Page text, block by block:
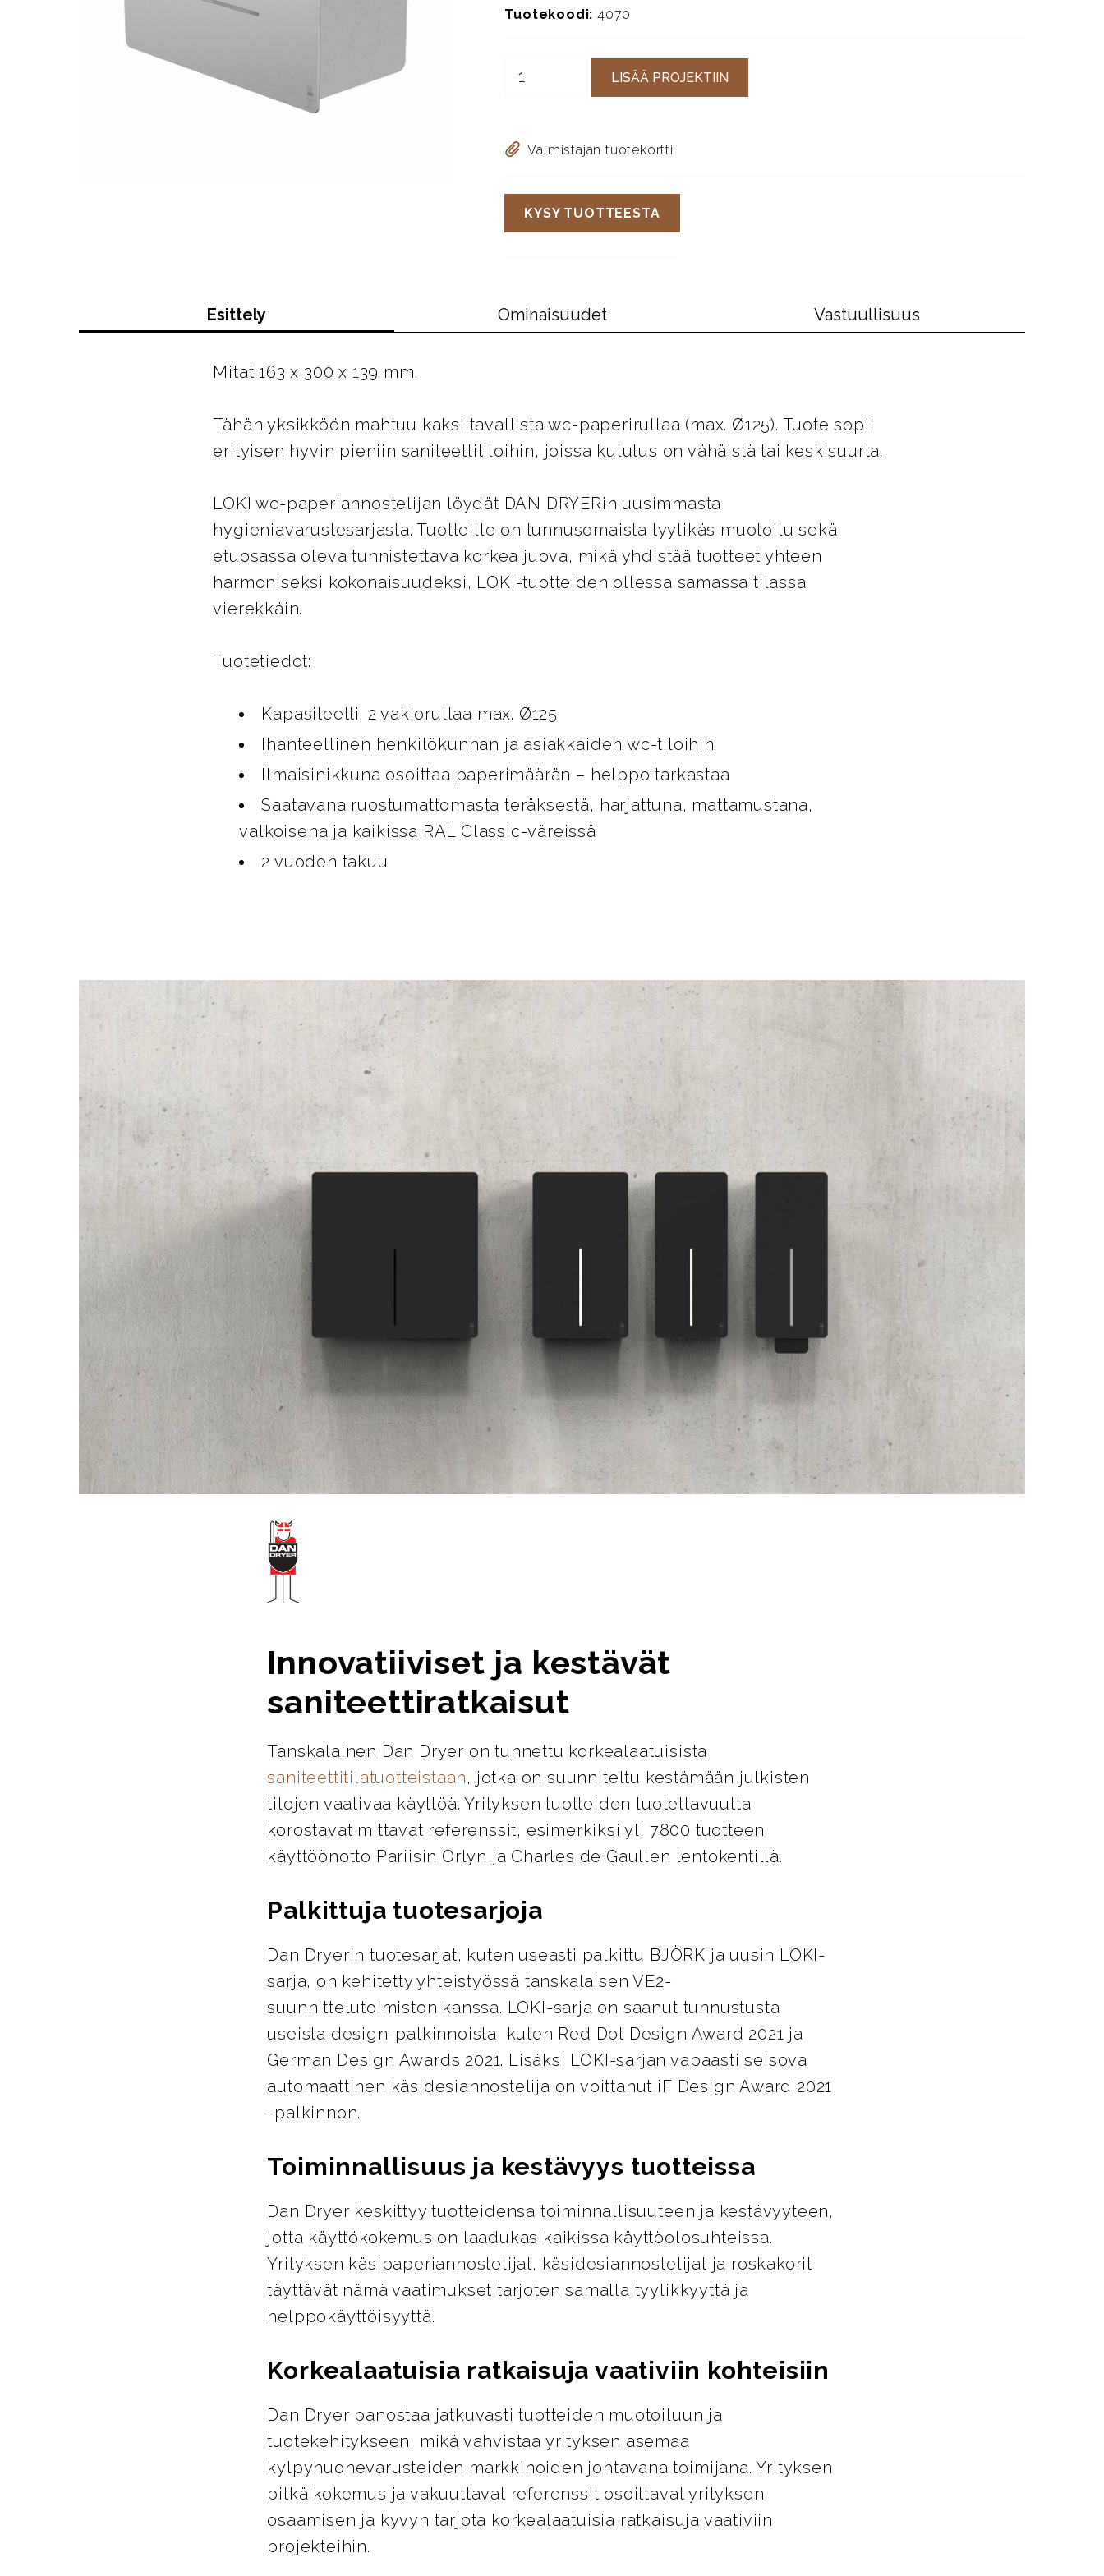
Tuotekoodi: 4070
LISÄÄ PROJEKTIIN
Valmistajan tuotekortti
KYSY TUOTTEESTA
Esittely Ominaisuudet Vastuullisuus
Mitat 163 x 300 x 139 mm.
Tähän yksikköön mahtuu kaksi tavallista wc-paperirullaa (max. Ø125). Tuote sopii
erityisen hyvin pieniin saniteettitiloihin, joissa kulutus on vähäistä tai keskisuurta.
LOKI wc-paperiannostelijan löydät DAN DRYERin uusimmasta
hygieniavarustesarjasta. Tuotteille on tunnusomaista tyylikäs muotoilu sekä
etuosassa oleva tunnistettava korkea juova, mikä yhdistää tuotteet yhteen
harmoniseksi kokonaisuudeksi, LOKI-tuotteiden ollessa samassa tilassa
vierekkäin.
Tuotetiedot:
Kapasiteetti: 2 vakiorullaa max. Ø125
Ihanteellinen henkilökunnan ja asiakkaiden wc-tiloihin
Ilmaisinikkuna osoittaa paperimäärän – helppo tarkastaa
Saatavana ruostumattomasta teräksestä, harjattuna, mattamustana,
valkoisena ja kaikissa RAL Classic-väreissä
2 vuoden takuu
Innovatiiviset ja kestävät
saniteettiratkaisut
Tanskalainen Dan Dryer on tunnettu korkealaatuisista
saniteettitilatuotteistaan, jotka on suunniteltu kestämään julkisten
tilojen vaativaa käyttöä. Yrityksen tuotteiden luotettavuutta
korostavat mittavat referenssit, esimerkiksi yli 7800 tuotteen
käyttöönotto Pariisin Orlyn ja Charles de Gaullen lentokentillä.
Palkittuja tuotesarjoja
Dan Dryerin tuotesarjat, kuten useasti palkittu BJÖRK ja uusin LOKI-
sarja, on kehitetty yhteistyössä tanskalaisen VE2-
suunnittelutoimiston kanssa. LOKI-sarja on saanut tunnustusta
useista design-palkinnoista, kuten Red Dot Design Award 2021 ja
German Design Awards 2021. Lisäksi LOKI-sarjan vapaasti seisova
automaattinen käsidesiannostelija on voittanut iF Design Award 2021
-palkinnon.
Toiminnallisuus ja kestävyys tuotteissa
Dan Dryer keskittyy tuotteidensa toiminnallisuuteen ja kestävyyteen,
jotta käyttökokemus on laadukas kaikissa käyttöolosuhteissa.
Yrityksen käsipaperiannostelijat, käsidesiannostelijat ja roskakorit
täyttävät nämä vaatimukset tarjoten samalla tyylikkyyttä ja
helppokäyttöisyyttä.
Korkealaatuisia ratkaisuja vaativiin kohteisiin
Dan Dryer panostaa jatkuvasti tuotteiden muotoiluun ja
tuotekehitykseen, mikä vahvistaa yrityksen asemaa
kylpyhuonevarusteiden markkinoiden johtavana toimijana. Yrityksen
pitkä kokemus ja vakuuttavat referenssit osoittavat yrityksen
osaamisen ja kyvyn tarjota korkealaatuisia ratkaisuja vaativiin
projekteihin.